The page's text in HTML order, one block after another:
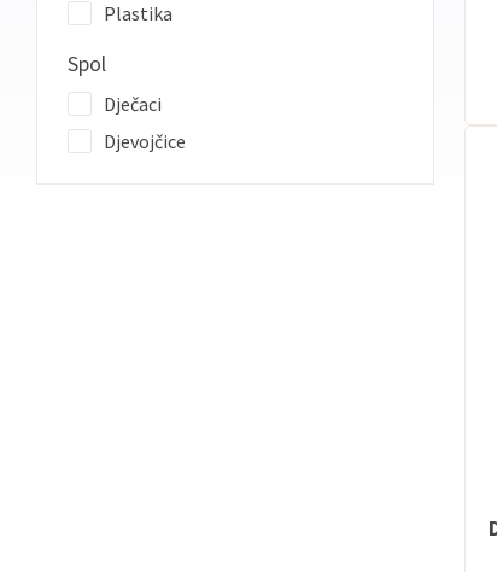
Plastika
Spol
Dječaci
Djevojčice